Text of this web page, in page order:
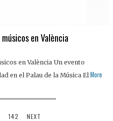
en València
en València Un evento
en el Palau de la Música El More
142 NEXT